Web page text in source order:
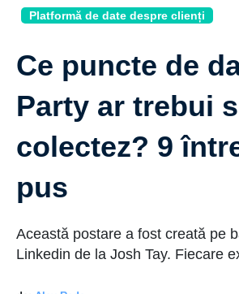
Platformă de date despre clienți
Ce puncte de
Party ar trebui
colectez? 9
pus
Această postare a fost creată pe
Linkedin de la Josh Tay. Fiecare